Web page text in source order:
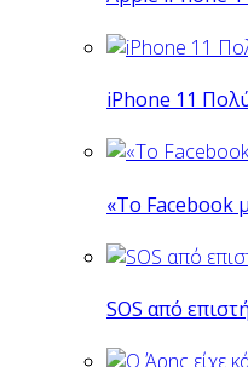
iPhone 11
«Το Facebook
SOS από